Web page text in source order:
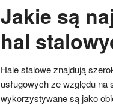
Jakie są
hal
Hale stalowe znajdują
usługowych ze względu
wykorzystywane są jako